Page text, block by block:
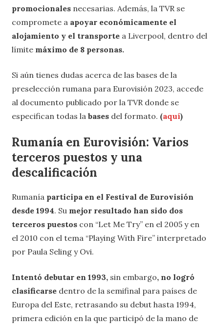
promocionales necesarias. Además, la TVR se
compromete a apoyar económicamente el
alojamiento y el transporte a Liverpool, dentro del
límite máximo de 8 personas.
Si aún tienes dudas acerca de las bases de la
preselección rumana para Eurovisión 2023, accede
al documento publicado por la TVR donde se
especifican todas la bases del formato. (aquí)
Rumanía en Eurovisión: Varios
terceros puestos y una
descalificación
Rumanía participa en el Festival de Eurovisión
desde 1994. Su mejor resultado han sido dos
terceros puestos con “Let Me Try” en el 2005 y en
el 2010 con el tema “Playing With Fire” interpretado
por Paula Seling y Ovi.
Intentó debutar en 1993, sin embargo, no logró
clasificarse dentro de la semifinal para países de
Europa del Este, retrasando su debut hasta 1994,
primera edición en la que participó de la mano de